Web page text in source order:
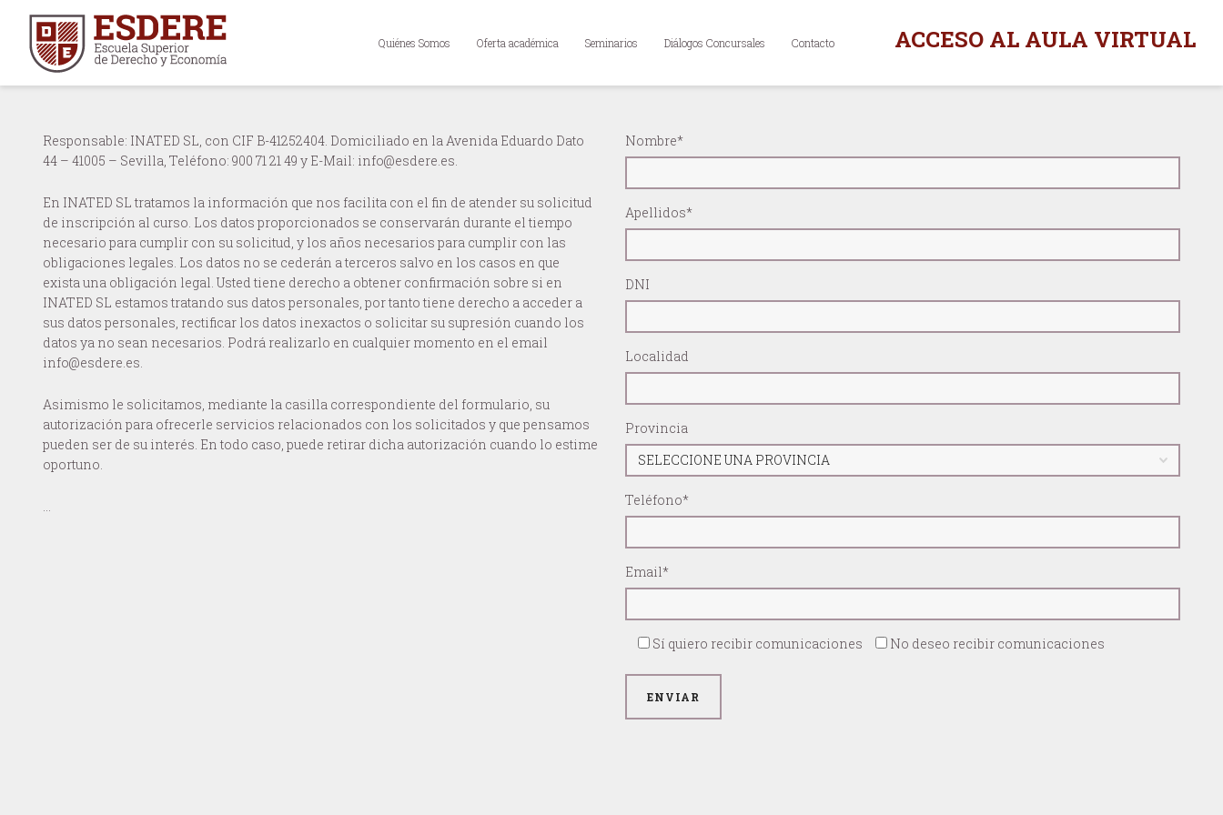
Quiénes Somos Oferta académica Seminarios Diálogos Concursales Contacto ACCESO AL AULA VIRTUAL
Responsable: INATED SL, con CIF B-41252404. Domiciliado en la Avenida Eduardo Dato
44 – 41005 – Sevilla, Teléfono: 900 71 21 49 y E-Mail: info@esdere.es.
En INATED SL tratamos la información que nos facilita con el fin de atender su solicitud
de inscripción al curso. Los datos proporcionados se conservarán durante el tiempo
necesario para cumplir con su solicitud, y los años necesarios para cumplir con las
obligaciones legales. Los datos no se cederán a terceros salvo en los casos en que
exista una obligación legal. Usted tiene derecho a obtener confirmación sobre si en
INATED SL estamos tratando sus datos personales, por tanto tiene derecho a acceder a
sus datos personales, rectificar los datos inexactos o solicitar su supresión cuando los
datos ya no sean necesarios. Podrá realizarlo en cualquier momento en el email
info@esdere.es.
Asimismo le solicitamos, mediante la casilla correspondiente del formulario, su
autorización para ofrecerle servicios relacionados con los solicitados y que pensamos
pueden ser de su interés. En todo caso, puede retirar dicha autorización cuando lo estime
oportuno.
…
Nombre*
Apellidos*
DNI
Localidad
Provincia
Teléfono*
Email*
Sí quiero recibir comunicaciones No deseo recibir comunicaciones